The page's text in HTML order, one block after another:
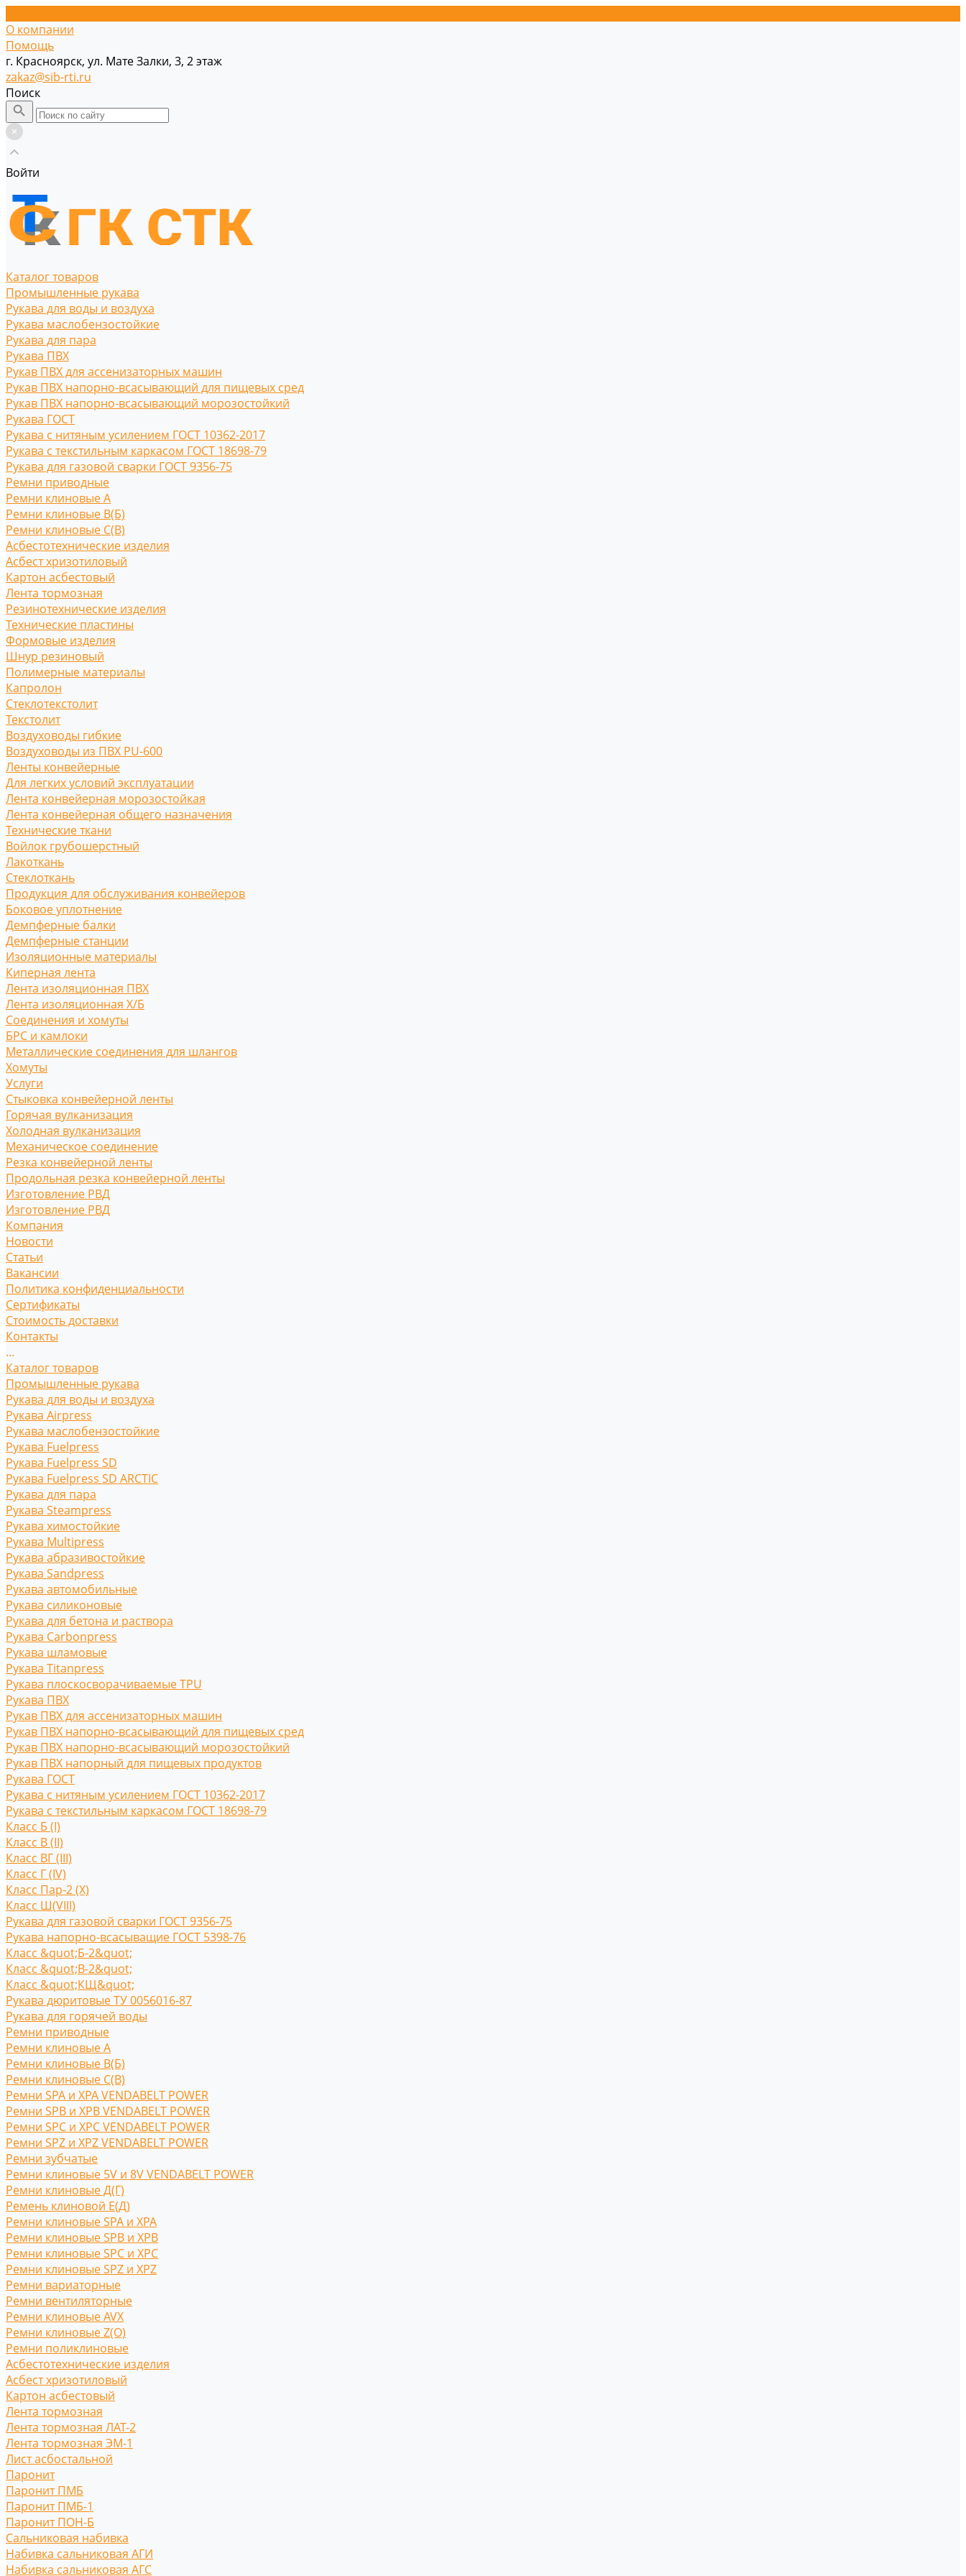
О компании
Помощь
г. Красноярск, ул. Мате Залки, 3, 2 этаж
zakaz@sib-rti.ru
Поиск
Войти
Каталог товаров
Промышленные рукава
Рукава для воды и воздуха
Рукава маслобензостойкие
Рукава для пара
Рукава ПВХ
Рукав ПВХ для ассенизаторных машин
Рукав ПВХ напорно-всасывающий для пищевых сред
Рукав ПВХ напорно-всасывающий морозостойкий
Рукава ГОСТ
Рукава с нитяным усилением ГОСТ 10362-2017
Рукава с текстильным каркасом ГОСТ 18698-79
Рукава для газовой сварки ГОСТ 9356-75
Ремни приводные
Ремни клиновые A
Ремни клиновые В(Б)
Ремни клиновые С(B)
Асбестотехнические изделия
Асбест хризотиловый
Картон асбестовый
Лента тормозная
Резинотехнические изделия
Технические пластины
Формовые изделия
Шнур резиновый
Полимерные материалы
Капролон
Стеклотекстолит
Текстолит
Воздуховоды гибкие
Воздуховоды из ПВХ PU-600
Ленты конвейерные
Для легких условий эксплуатации
Лента конвейерная морозостойкая
Лента конвейерная общего назначения
Технические ткани
Войлок грубошерстный
Лакоткань
Стеклоткань
Продукция для обслуживания конвейеров
Боковое уплотнение
Демпферные балки
Демпферные станции
Изоляционные материалы
Киперная лента
Лента изоляционная ПВХ
Лента изоляционная Х/Б
Соединения и хомуты
БРС и камлоки
Металлические соединения для шлангов
Хомуты
Услуги
Стыковка конвейерной ленты
Горячая вулканизация
Холодная вулканизация
Механическое соединение
Резка конвейерной ленты
Продольная резка конвейерной ленты
Изготовление РВД
Изготовление РВД
Компания
Новости
Статьи
Вакансии
Политика конфиденциальности
Сертификаты
Стоимость доставки
Контакты
...
Каталог товаров
Промышленные рукава
Рукава для воды и воздуха
Рукава Airpress
Рукава маслобензостойкие
Рукава Fuelpress
Рукава Fuelpress SD
Рукава Fuelpress SD ARCTIC
Рукава для пара
Рукава Steampress
Рукава химостойкие
Рукава Multipress
Рукава абразивостойкие
Рукава Sandpress
Рукава автомобильные
Рукава силиконовые
Рукава для бетона и раствора
Рукава Carbonpress
Рукава шламовые
Рукава Titanpress
Рукава плоскосворачиваемые TPU
Рукава ПВХ
Рукав ПВХ для ассенизаторных машин
Рукав ПВХ напорно-всасывающий для пищевых сред
Рукав ПВХ напорно-всасывающий морозостойкий
Рукав ПВХ напорный для пищевых продуктов
Рукава ГОСТ
Рукава с нитяным усилением ГОСТ 10362-2017
Рукава с текстильным каркасом ГОСТ 18698-79
Класс Б (I)
Класс В (II)
Класс ВГ (III)
Класс Г (IV)
Класс Пар-2 (X)
Класс Ш(VIII)
Рукава для газовой сварки ГОСТ 9356-75
Рукава напорно-всасыващие ГОСТ 5398-76
Класс &quot;Б-2&quot;
Класс &quot;В-2&quot;
Класс &quot;КЩ&quot;
Рукава дюритовые ТУ 0056016-87
Рукава для горячей воды
Ремни приводные
Ремни клиновые A
Ремни клиновые В(Б)
Ремни клиновые С(B)
Ремни SPA и XPA VENDABELT POWER
Ремни SPB и XPB VENDABELT POWER
Ремни SPC и XPC VENDABELT POWER
Ремни SPZ и XPZ VENDABELT POWER
Ремни зубчатые
Ремни клиновые 5V и 8V VENDABELT POWER
Ремни клиновые Д(Г)
Ремень клиновой Е(Д)
Ремни клиновые SPA и XPA
Ремни клиновые SPB и XPB
Ремни клиновые SPC и XPC
Ремни клиновые SPZ и XPZ
Ремни вариаторные
Ремни вентиляторные
Ремни клиновые AVX
Ремни клиновые Z(O)
Ремни поликлиновые
Асбестотехнические изделия
Асбест хризотиловый
Картон асбестовый
Лента тормозная
Лента тормозная ЛАТ-2
Лента тормозная ЭМ-1
Лист асбостальной
Паронит
Паронит ПМБ
Паронит ПМБ-1
Паронит ПОН-Б
Сальниковая набивка
Набивка сальниковая АГИ
Набивка сальниковая АГС